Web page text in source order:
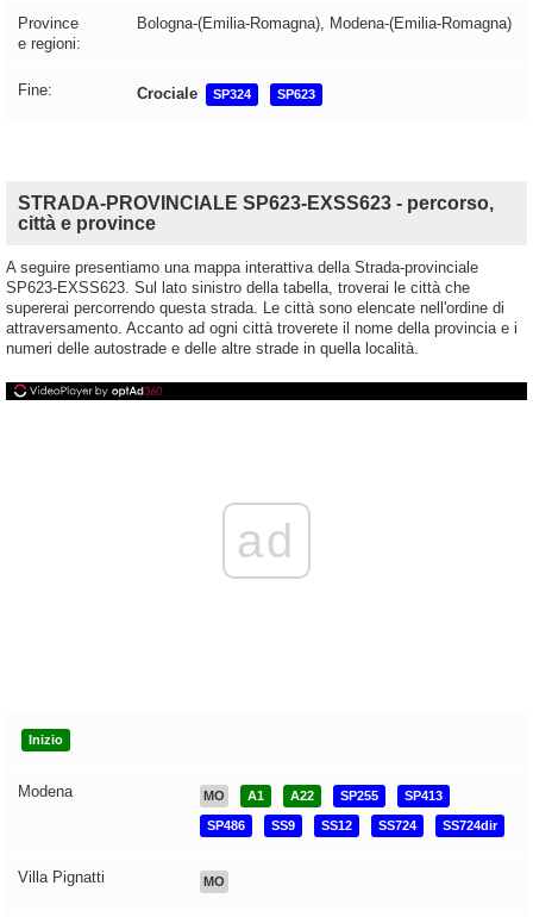
Province
e regioni:
Bologna-(Emilia-Romagna), Modena-(Emilia-Romagna)
Fine: Crociale SP324 SP623
STRADA-PROVINCIALE SP623-EXSS623 - percorso,
città e province
A seguire presentiamo una mappa interattiva della Strada-provinciale
SP623-EXSS623. Sul lato sinistro della tabella, troverai le città che
supererai percorrendo questa strada. Le città sono elencate nell'ordine di
attraversamento. Accanto ad ogni città troverete il nome della provincia e i
numeri delle autostrade e delle altre strade in quella località.
ad
Inizio
Modena MO A1 A22 SP255 SP413
SP486 SS9 SS12 SS724 SS724dir
Villa Pignatti MO